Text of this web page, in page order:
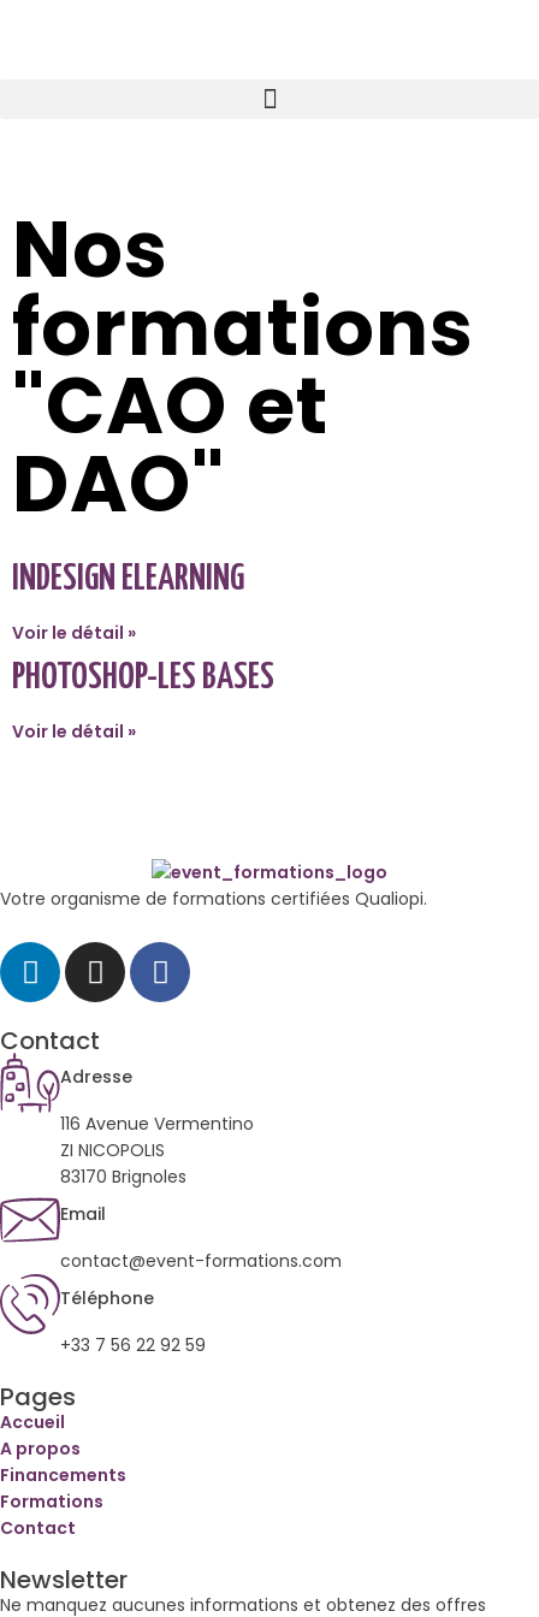
Nos
formations
"CAO et
DAO"
INDESIGN ELEARNING
Voir le détail »
PHOTOSHOP-LES BASES
Voir le détail »
Votre organisme de formations certifiées Qualiopi.
Contact
Adresse
116 Avenue Vermentino
ZI NICOPOLIS
83170 Brignoles
Email
contact@event-formations.com
Téléphone
+33 7 56 22 92 59
Pages
Accueil
A propos
Financements
Formations
Contact
Newsletter
Ne manquez aucunes informations et obtenez des offres